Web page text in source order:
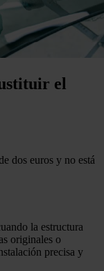
el
dos euros y no está
la estructura
originales o
precisa y